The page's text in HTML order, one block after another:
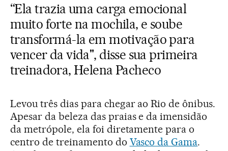
“Ela trazia uma carga emocional
muito forte na mochila, e soube
transformá-la em motivação para
vencer da vida", disse sua primeira
treinadora, Helena Pacheco
Levou três dias para chegar ao Rio de ônibus.
Apesar da beleza das praias e da imensidão
da metrópole, ela foi diretamente para o
centro de treinamento do Vasco da Gama.